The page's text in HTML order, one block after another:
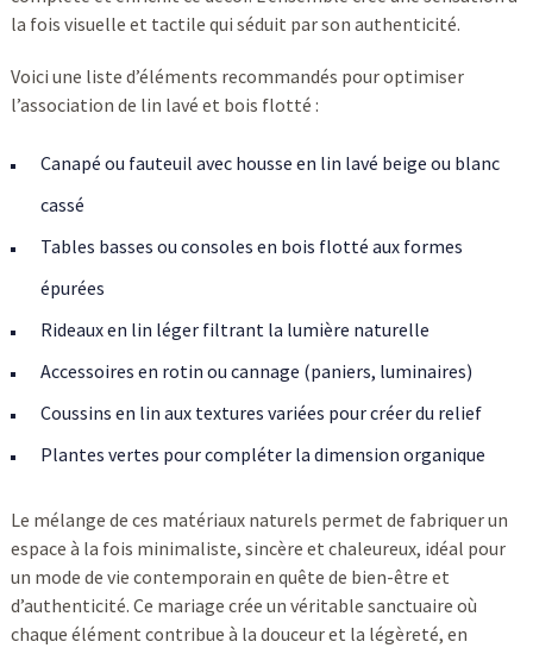
la fois visuelle et tactile qui séduit par son authenticité.
Voici une liste d’éléments recommandés pour optimiser
l’association de lin lavé et bois flotté :
Canapé ou fauteuil avec housse en lin lavé beige ou blanc
cassé
Tables basses ou consoles en bois flotté aux formes
épurées
Rideaux en lin léger filtrant la lumière naturelle
Accessoires en rotin ou cannage (paniers, luminaires)
Coussins en lin aux textures variées pour créer du relief
Plantes vertes pour compléter la dimension organique
Le mélange de ces matériaux naturels permet de fabriquer un
espace à la fois minimaliste, sincère et chaleureux, idéal pour
un mode de vie contemporain en quête de bien-être et
d’authenticité. Ce mariage crée un véritable sanctuaire où
chaque élément contribue à la douceur et la légèreté, en